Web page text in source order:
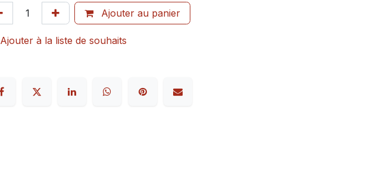
Ajouter au panier
Ajouter à la liste de souhaits